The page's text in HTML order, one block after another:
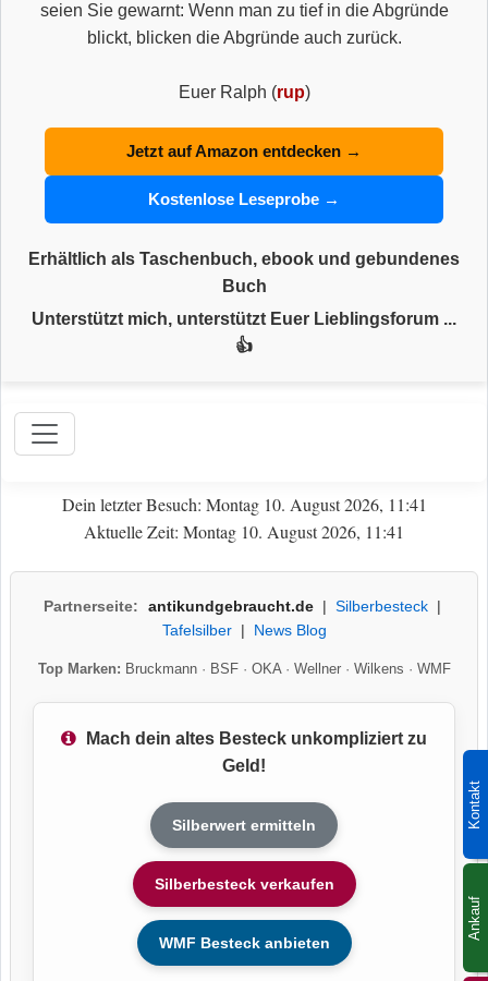
Kontakt
Ankauf
seien Sie gewarnt: Wenn man zu tief in die Abgründe
blickt, blicken die Abgründe auch zurück.
Euer Ralph (rup)
Jetzt auf Amazon entdecken →
Kostenlose Leseprobe →
Erhältlich als Taschenbuch, ebook und gebundenes
Buch
Unterstützt mich, unterstützt Euer Lieblingsforum ...
👍
Dein letzter Besuch: Montag 10. August 2026, 11:41
Aktuelle Zeit: Montag 10. August 2026, 11:41
Partnerseite: antikundgebraucht.de| Silberbesteck|
Tafelsilber| News Blog
Top Marken: Bruckmann· BSF· OKA· Wellner· Wilkens · WMF
Mach dein altes Besteck unkompliziert zu
Geld!
Silberwert ermitteln
Silberbesteck verkaufen
WMF Besteck anbieten